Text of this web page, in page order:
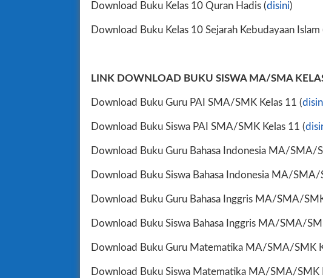
Download Buku Kelas 10 Quran Hadis (disini)
Download Buku Kelas 10 Sejarah Kebudayaan Islam
LINK DOWNLOAD BUKU SISWA MA/SMA
Download Buku Guru PAI SMA/SMK Kelas 11 (
Download Buku Siswa PAI SMA/SMK Kelas 11 (
Download Buku Guru Bahasa Indonesia MA/SMA/
Download Buku Siswa Bahasa Indonesia MA/SMA/
Download Buku Guru Bahasa Inggris MA/SMA/
Download Buku Siswa Bahasa Inggris MA/SMA/
Download Buku Guru Matematika MA/SMA/SMK
Download Buku Siswa Matematika MA/SMA/SMK